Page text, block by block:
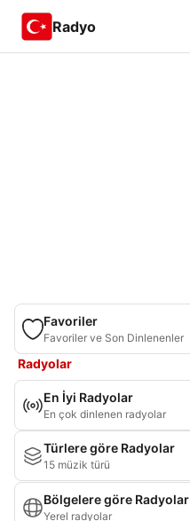
Radyo
Favoriler
Favoriler ve Son Dinlenenler
Radyolar
En İyi Radyolar
En çok dinlenen radyolar
Türlere göre Radyolar
15 müzik türü
Bölgelere göre Radyolar
Yerel radyolar